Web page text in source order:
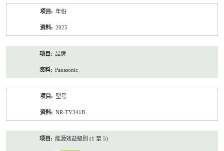
年份
2025
品牌
Panasonic
型号
NR-TV341B
能源效益級別 (1 至 5)